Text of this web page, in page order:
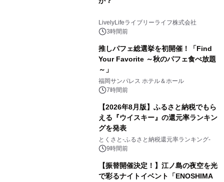
LivelyLifeライブリーライフ株式会社
3時間前
推しパフェ総選挙を初開催！「Find
Your Favorite ～秋のパフェ食べ放題
～」
福岡サンパレス ホテル＆ホール
7時間前
【2026年8月版】ふるさと納税でもら
える『ウイスキー』の還元率ランキン
グを発表
とくさと-ふるさと納税還元率ランキング-
9時間前
【振替開催決定！】江ノ島の夜空を光
で彩るナイトイベント「ENOSHIMA